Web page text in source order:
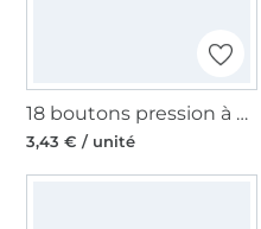
18 boutons pression à coudre Prym, 10 mm, transparent
3,43 € / unité